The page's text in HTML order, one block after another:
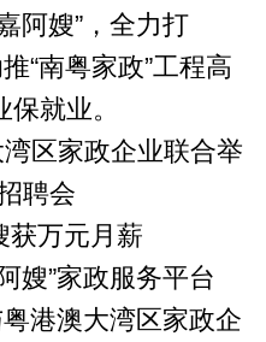
阿嫂”，全力打
“南粤家政”工程高
就业。
区家政企业联合举
聘会
获万元月薪
”家政服务平台
粤港澳大湾区家政企